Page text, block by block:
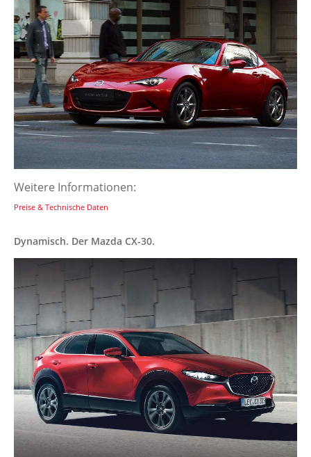
Weitere Informationen:
Preise & Technische Daten
Dynamisch. Der Mazda CX-30.